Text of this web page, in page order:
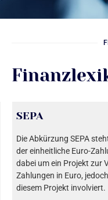
SEPA
Die Abkürzung SEPA
der einheitliche Euro-
dabei um ein Projekt zur
Zahlungen in Euro,
diesem Projekt involviert.